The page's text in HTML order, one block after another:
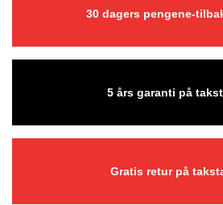
30 dagers pengene-
5 års garanti på
Gratis retur på